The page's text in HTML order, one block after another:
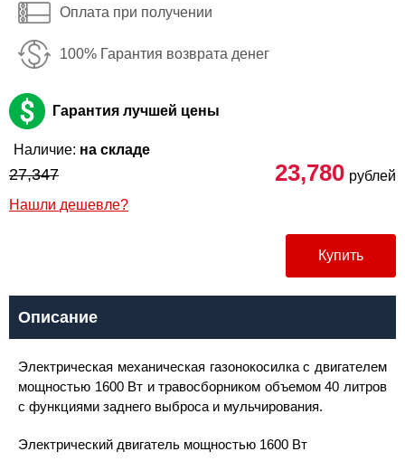
Оплата при получении
100% Гарантия возврата денег
Гарантия лучшей цены
Наличие: на складе
27,347 23,780 рублей
Нашли дешевле?
Купить
Описание
Электрическая механическая газонокосилка с двигателем
мощностью 1600 Вт и травосборником объемом 40 литров
с функциями заднего выброса и мульчирования.
Электрический двигатель мощностью 1600 Вт
Заказать